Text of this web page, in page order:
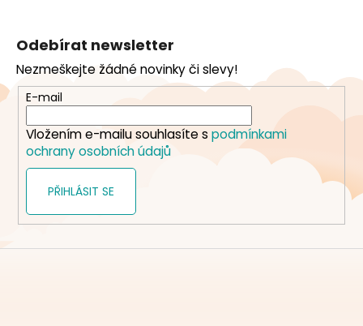
a
t
Odebírat newsletter
Nezmeškejte žádné novinky či slevy!
E-mail
Vložením e-mailu souhlasíte s podmínkami
ochrany osobních údajů
PŘIHLÁSIT SE